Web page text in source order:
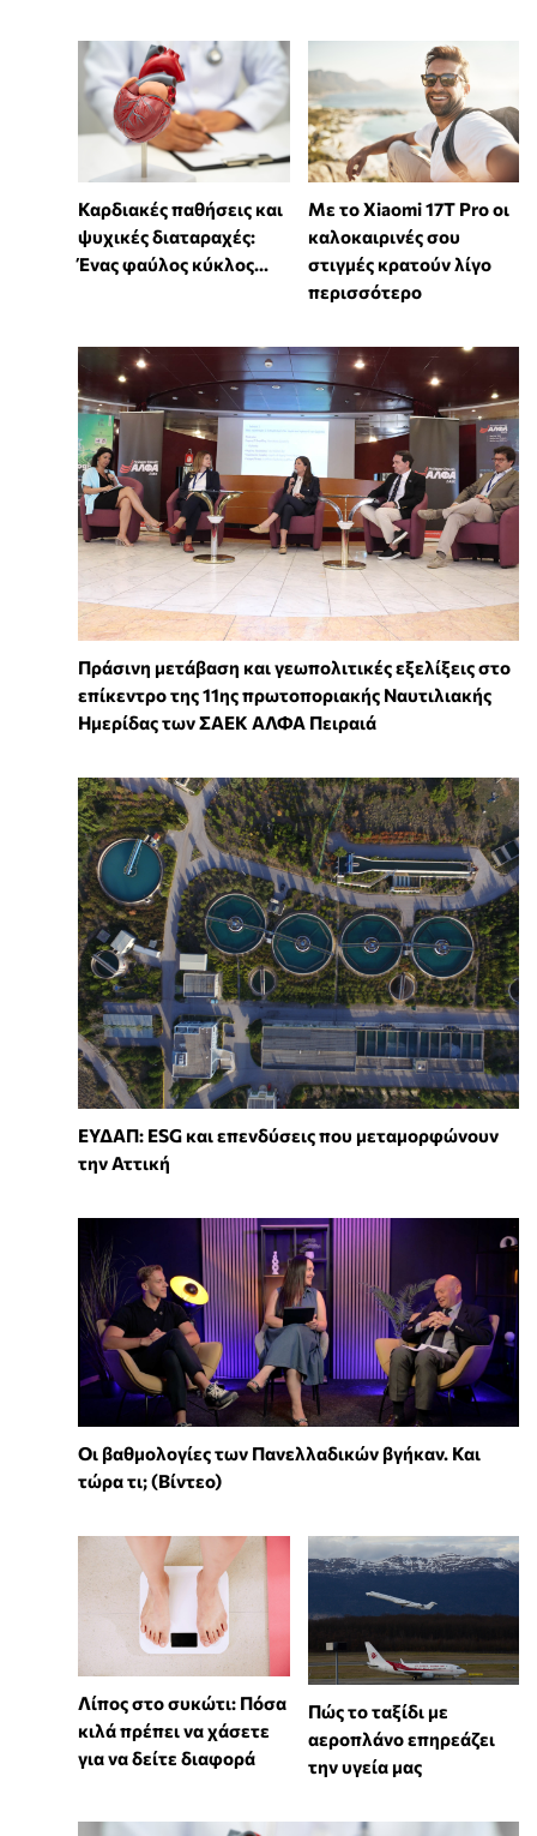
Καρδιακές παθήσεις και
ψυχικές διαταραχές:
Ένας φαύλος κύκλος...
Με το Xiaomi 17T Pro οι
καλοκαιρινές σου
στιγμές κρατούν λίγο
περισσότερο
Πράσινη μετάβαση και γεωπολιτικές εξελίξεις στο
επίκεντρο της 11ης πρωτοποριακής Ναυτιλιακής
Ημερίδας των ΣΑΕΚ ΑΛΦΑ Πειραιά
ΕΥΔΑΠ: ESG και επενδύσεις που μεταμορφώνουν
την Αττική
Οι βαθμολογίες των Πανελλαδικών βγήκαν. Και
τώρα τι; (Βίντεο)
Λίπος στο συκώτι: Πόσα
κιλά πρέπει να χάσετε
για να δείτε διαφορά
Πώς το ταξίδι με
αεροπλάνο επηρεάζει
την υγεία μας